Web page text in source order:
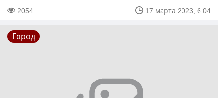
2054 17 марта 2023, 6:04
Город